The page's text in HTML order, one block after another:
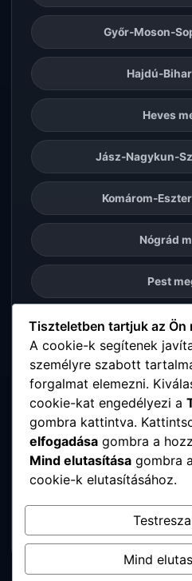
Győr-Moson-
Hajdú-
Heves
Jász-Nagykun-
Komárom-
Nógrád
Pest
Somogy
Szabolcs-
Tolna
Vas
Veszprém
Tiszteletben tartjuk az Ön
A cookie-k segítenek
személyre szabott
forgalmat elemezni.
cookie-kat engedélyezi a
gombra kattintva.
elfogadása gombra a
Mind elutasítása gombra
cookie-k elutasításához.
Mind